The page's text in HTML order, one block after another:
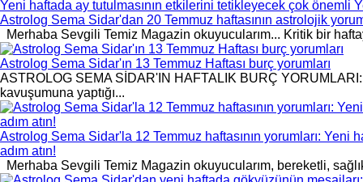
Yeni haftada ay tutulmasının etkilerini tetikleyecek çok
Astrolog Sema Sidar'dan 20 Temmuz haftasının astrolojik
Merhaba Sevgili Temiz Magazin okuyucularım... Kritik bir
Astrolog Sema Sidar'ın 13 Temmuz Haftası burç yorumları
ASTROLOG SEMA SİDAR'IN HAFTALIK BURÇ
kavuşumuna yaptığı...
Astrolog Sema Sidar'la 12 Temmuz haftasının yorumları: Yeni
adım atın!
Merhaba Sevgili Temiz Magazin okuyucularım, bereketli,